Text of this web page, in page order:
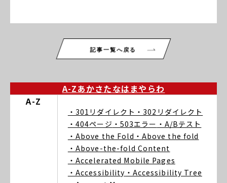
記事一覧へ戻る
A-Zあかさたなは まや らわ
A-Z
・301リダイレクト ・302リダイレクト
・404ページ ・503エラー ・A/Bテスト
・Above the Fold ・Above the fold
・Above-the-fold Content
・Accelerated Mobile Pages
・Accessibility ・Accessibility Tree